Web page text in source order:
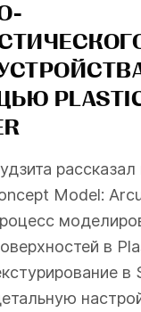
рассказал
Model:
в
в